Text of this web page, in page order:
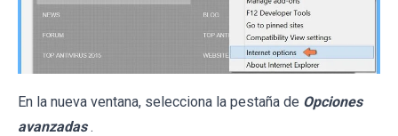
En la nueva ventana, selecciona la pestaña de Opciones
avanzadas .